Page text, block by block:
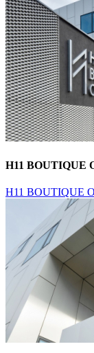
H11 BOUTIQUE
H11 BOUTIQUE